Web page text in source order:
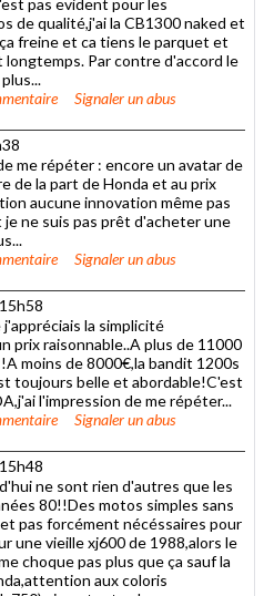
de qualité,j'ai la CB1300 naked et
freine et ca tiens le parquet et
Par contre d'accord le
Signaler un abus
me répéter : encore un avatar de
de la part de Honda et au prix
aucune innovation même pas
ne suis pas prêt d'acheter une
Signaler un abus
la simplicité
prix raisonnable..A plus de 11000
moins de 8000€,la bandit 1200s
toujours belle et abordable!C'est
l'impression de me répéter...
Signaler un abus
ne sont rien d'autres que les
80!!Des motos simples sans
pas forcément nécéssaires pour
une vieille xj600 de 1988,alors le
choque pas plus que ça sauf la
aux coloris